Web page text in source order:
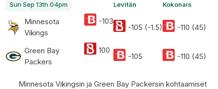
Sun Sep 13th 04pm
Minnesota
Vikings
Green Bay
Packers
-103
100
Levitän
-105 (-1.5)
-105
Kokonais
-110 (45)
-110 (45)
Minnesota Vikingsin ja Green Bay Packersin kohtaamiset